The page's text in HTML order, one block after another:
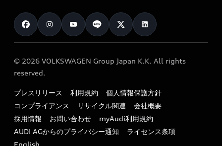
カタログ一覧
車検 / 定期点検
e-tronアフターサポート
myAudi
クオリティ
保証
メンテナンス
ファイナンス
キャンペーン / イベント
買取査定
お知らせ
オーナー様向けキャンペーン
特定整備適用車一覧
リサイクル法
よくある質問（FAQ）
© 2026 VOLKSWAGEN Group Japan K.K. All rights
reserved.
プレスリリース 利用規約
個人情報保護方針
コンプライアンス
リサイクル関連
会社概要
採用情報
お問い合わせ
myAudi利用規約
AUDI AGからのプライバシー通知
ライセンス条項
English